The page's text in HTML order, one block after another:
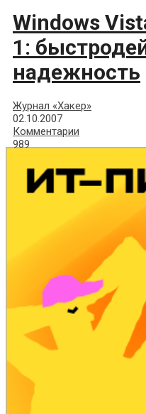
Windows
1:
надежность
Журнал «Хакер»
02.10.2007
Комментарии
989